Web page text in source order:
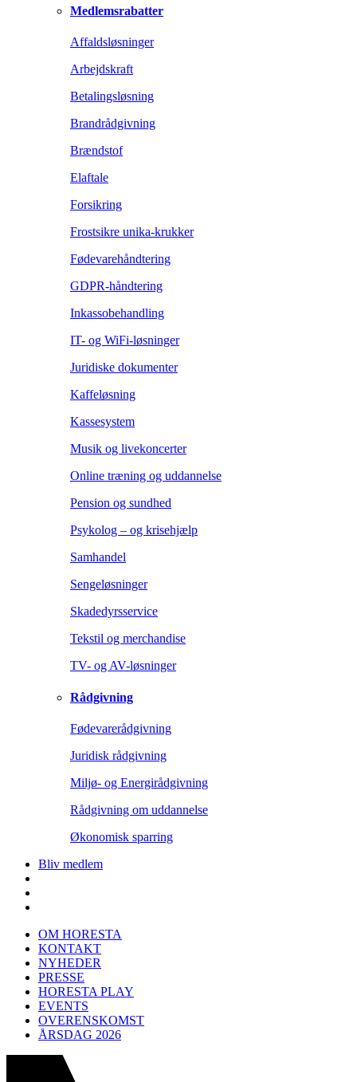
Medlemsrabatter
Affaldsløsninger
Arbejdskraft
Betalingsløsning
Brandrådgivning
Brændstof
Elaftale
Forsikring
Frostsikre unika-krukker
Fødevarehåndtering
GDPR-håndtering
Inkassobehandling
IT- og WiFi-løsninger
Juridiske dokumenter
Kaffeløsning
Kassesystem
Musik og livekoncerter
Online træning og uddannelse
Pension og sundhed
Psykolog – og krisehjælp
Samhandel
Sengeløsninger
Skadedyrsservice
Tekstil og merchandise
TV- og AV-løsninger
Rådgivning
Fødevarerådgivning
Juridisk rådgivning
Miljø- og Energirådgivning
Rådgivning om uddannelse
Økonomisk sparring
Bliv medlem
OM HORESTA
KONTAKT
NYHEDER
PRESSE
HORESTA PLAY
EVENTS
OVERENSKOMST
ÅRSDAG 2026